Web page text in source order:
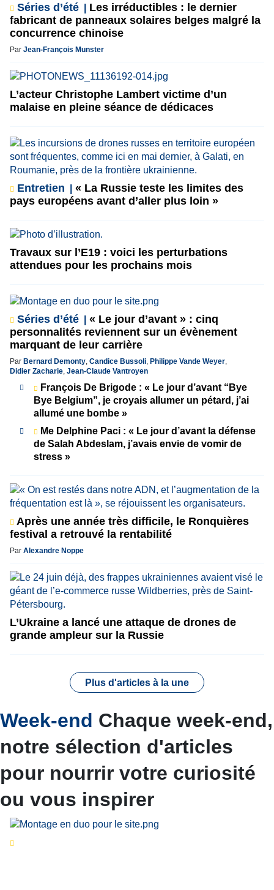
Séries d’été
Les irréductibles : le dernier
fabricant de panneaux solaires belges malgré la
concurrence chinoise
Par Jean-François Munster
L’acteur Christophe Lambert victime d’un
malaise en pleine séance de dédicaces
Entretien
« La Russie teste les limites des
pays européens avant d’aller plus loin »
Travaux sur l’E19 : voici les perturbations
attendues pour les prochains mois
Séries d’été
« Le jour d’avant » : cinq
personnalités reviennent sur un évènement
marquant de leur carrière
Par Bernard Demonty, Candice Bussoli, Philippe Vande Weyer,
Didier Zacharie, Jean-Claude Vantroyen
François De Brigode : « Le jour d’avant “Bye
Bye Belgium”, je croyais allumer un pétard, j’ai
allumé une bombe »
Me Delphine Paci : « Le jour d’avant la défense
de Salah Abdeslam, j’avais envie de vomir de
stress »
Après une année très difficile, le Ronquières
festival a retrouvé la rentabilité
Par Alexandre Noppe
L’Ukraine a lancé une attaque de drones de
grande ampleur sur la Russie
Plus d'articles à la une
Week-end Chaque week-end,
notre sélection d'articles
pour nourrir votre curiosité
ou vous inspirer